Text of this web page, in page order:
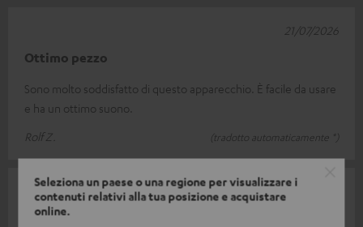
Seleziona un paese o una regione per visualizzare i
contenuti relativi alla tua posizione e acquistare
online.
Ottimo pezzo
Sono molto soddisfatto di questo apparecchio. È facile da usare
e ha un ottimo suono.
Rolf Z.
(tradotto automaticamente *)
21/07/2026
Indispensabile
18/07/2026